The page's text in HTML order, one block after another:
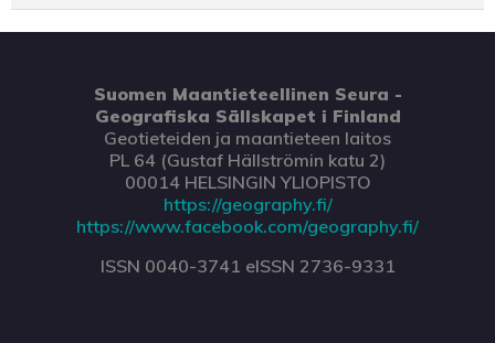
Suomen Maantieteellinen Seura -
Geografiska Sällskapet i Finland
Geotieteiden ja maantieteen laitos
PL 64 (Gustaf Hällströmin katu 2)
00014 HELSINGIN YLIOPISTO
https://geography.fi/
https://www.facebook.com/geography.fi/
ISSN 0040-3741 eISSN 2736-9331